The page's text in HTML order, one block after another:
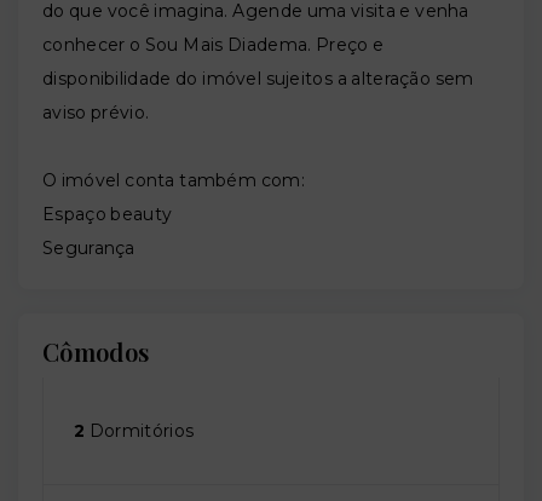
do que você imagina. Agende uma visita e venha
conhecer o Sou Mais Diadema. Preço e
disponibilidade do imóvel sujeitos a alteração sem
aviso prévio.
O imóvel conta também com:
Espaço beauty
Segurança
Cômodos
2 Dormitórios